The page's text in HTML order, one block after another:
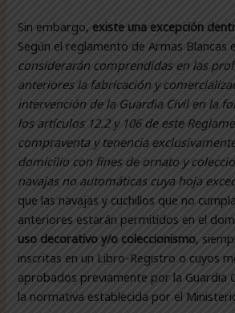
Sin embargo,existe una excepción
Según el reglamento de Armas Blancas
considerarán comprendidas en las
anteriores la fabricación y
intervención de la Guardia Civil en la
los artículos 12.2 y 106 de este
compraventa y tenencia
domicilio con fines de ornato y
navajas no automáticas cuya hoja
que las navajas y cuchillos que no
anteriores estarán permitidos en el
uso decorativo y/o coleccionismo,
inscritas en un Libro-Registro o cuyos
aprobados previamente por la Guardia
la normativa establecida por el